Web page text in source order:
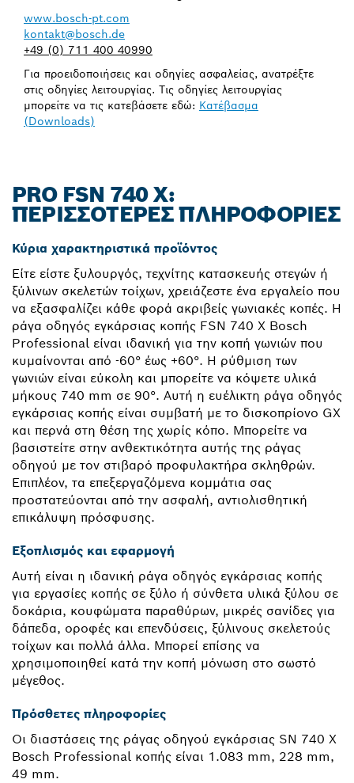
www.bosch-pt.com
kontakt@bosch.de
+49 (0) 711 400 40990
Για προειδοποιήσεις και οδηγίες ασφαλείας, ανατρέξτε
στις οδηγίες λειτουργίας. Τις οδηγίες λειτουργίας
μπορείτε να τις κατεβάσετε εδώ: Κατέβασμα
(Downloads)
PRO FSN 740 X:
ΠΕΡΙΣΣΌΤΕΡΕΣ ΠΛΗΡΟΦΟΡΊΕΣ
Κύρια χαρακτηριστικά προϊόντος
Είτε είστε ξυλουργός, τεχνίτης κατασκευής στεγών ή
ξύλινων σκελετών τοίχων, χρειάζεστε ένα εργαλείο που
να εξασφαλίζει κάθε φορά ακριβείς γωνιακές κοπές. Η
ράγα οδηγός εγκάρσιας κοπής FSN 740 X Bosch
Professional είναι ιδανική για την κοπή γωνιών που
κυμαίνονται από -60° έως +60°. Η ρύθμιση των
γωνιών είναι εύκολη και μπορείτε να κόψετε υλικά
μήκους 740 mm σε 90°. Αυτή η ευέλικτη ράγα οδηγός
εγκάρσιας κοπής είναι συμβατή με το δισκοπρίονο GX
και περνά στη θέση της χωρίς κόπο. Μπορείτε να
βασιστείτε στην ανθεκτικότητα αυτής της ράγας
οδηγού με τον στιβαρό προφυλακτήρα σκληθρών.
Επιπλέον, τα επεξεργαζόμενα κομμάτια σας
προστατεύονται από την ασφαλή, αντιολισθητική
επικάλυψη πρόσφυσης.
Εξοπλισμός και εφαρμογή
Αυτή είναι η ιδανική ράγα οδηγός εγκάρσιας κοπής
για εργασίες κοπής σε ξύλο ή σύνθετα υλικά ξύλου σε
δοκάρια, κουφώματα παραθύρων, μικρές σανίδες για
δάπεδα, οροφές και επενδύσεις, ξύλινους σκελετούς
τοίχων και πολλά άλλα. Μπορεί επίσης να
χρησιμοποιηθεί κατά την κοπή μόνωση στο σωστό
μέγεθος.
Πρόσθετες πληροφορίες
Οι διαστάσεις της ράγας οδηγού εγκάρσιας SN 740 X
Bosch Professional κοπής είναι 1.083 mm, 228 mm,
49 mm.